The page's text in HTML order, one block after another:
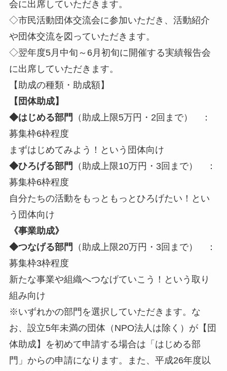
会に出席していただきます。
◇市民活動団体交流会に参加いただき、活動紹介
や団体交流を図っていただきます。
◇翌年度5月中旬～6月初旬に開催する実績報告会
に出席していただきます。
【助成の種類・助成額】
【団体助成】
◆はじめる部門
（助成上限5万円・2回まで） ：
募集枠6枠程度
まずはじめてみよう！という団体向け
◆ひろげる部門
（助成上限10万円・3回まで） ：
募集枠6枠程度
自分たちの活動をもっともっとひろげたい！とい
う団体向け
《事業助成》
◆つなげる部門
（助成上限20万円・3回まで） ：
募集枠3枠程度
新たな事業や組織へつなげていこう！という取り
組み向け
※いずれかの部門を選択していただきます。な
お、設立5年未満の団体（NPO法人は除く）が【団
体助成】を初めて申請する場合は「はじめる部
門」からの申請になります。また、平成26年度以